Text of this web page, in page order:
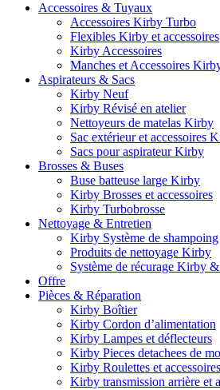
Accessoires & Tuyaux
Accessoires Kirby Turbo
Flexibles Kirby et accessoires
Kirby Accessoires
Manches et Accessoires
Aspirateurs & Sacs
Kirby Neuf
Kirby Révisé en atelier
Nettoyeurs de matelas Kirby
Sac extérieur et accessoires
Sacs pour aspirateur Kirby
Brosses & Buses
Buse batteuse large Kirby
Kirby Brosses et accessoires
Kirby Turbobrosse
Nettoyage & Entretien
Kirby Système de shampoing
Produits de nettoyage Kirby
Système de récurage Kirby &
Offre
Pièces & Réparation
Kirby Boîtier
Kirby Cordon d’alimentation
Kirby Lampes et déflecteurs
Kirby Pieces detachees de
Kirby Roulettes et accessoires
Kirby transmission arrière et